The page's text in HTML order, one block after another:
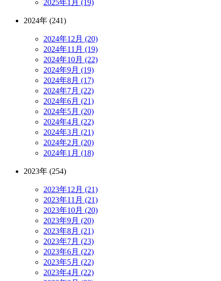
2025年1月 (19)
2024年 (241)
2024年12月 (20)
2024年11月 (19)
2024年10月 (22)
2024年9月 (19)
2024年8月 (17)
2024年7月 (22)
2024年6月 (21)
2024年5月 (20)
2024年4月 (22)
2024年3月 (21)
2024年2月 (20)
2024年1月 (18)
2023年 (254)
2023年12月 (21)
2023年11月 (21)
2023年10月 (20)
2023年9月 (20)
2023年8月 (21)
2023年7月 (23)
2023年6月 (22)
2023年5月 (22)
2023年4月 (22)